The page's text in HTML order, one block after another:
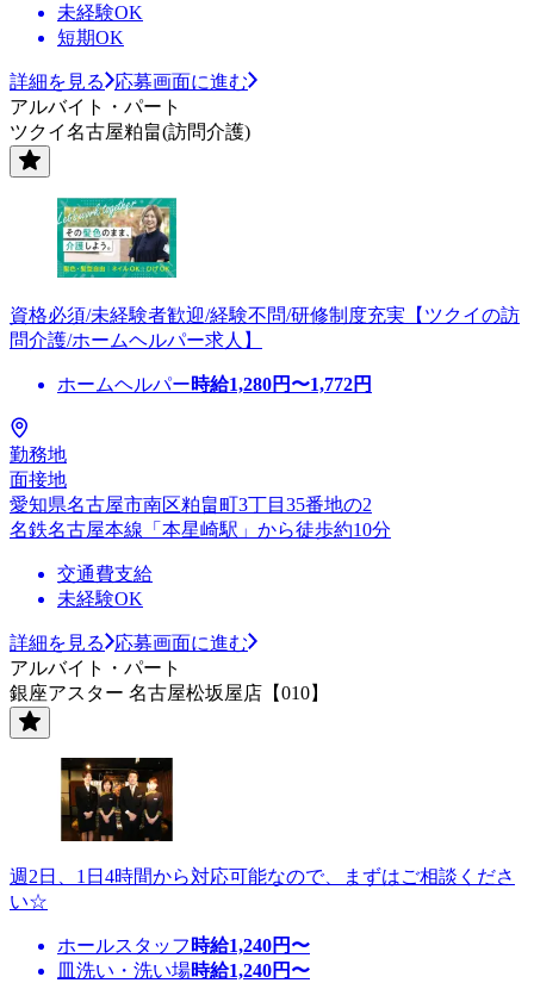
未経験OK
短期OK
詳細を見る
応募画面に進む
アルバイト・パート
ツクイ名古屋粕畠(訪問介護)
資格必須/未経験者歓迎/経験不問/研修制度充実【ツクイの訪
問介護/ホームヘルパー求人】
ホームヘルパー時給1,280円〜1,772円
勤務地
面接地
愛知県名古屋市南区粕畠町3丁目35番地の2
名鉄名古屋本線「本星崎駅」から徒歩約10分
交通費支給
未経験OK
詳細を見る
応募画面に進む
アルバイト・パート
銀座アスター 名古屋松坂屋店【010】
週2日、1日4時間から対応可能なので、まずはご相談くださ
い☆
ホールスタッフ 時給1,240円〜
皿洗い・洗い場時給1,240円〜